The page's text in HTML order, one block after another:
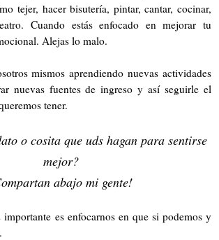
tejer, hacer bisutería, pintar, cantar, cocinar,
Cuando estás enfocado en mejorar tu
Alejas lo malo.
mismos aprendiendo nuevas actividades
nuevas fuentes de ingreso y así seguirle el
tener.
o cosita que uds hagan para sentirse
mejor?
abajo mi gente!
es enfocarnos en que si podemos y